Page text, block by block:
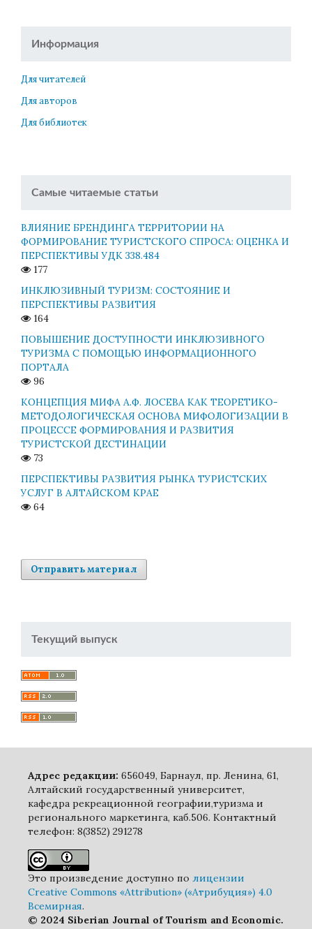
Информация
Для читателей
Для авторов
Для библиотек
Самые читаемые статьи
ВЛИЯНИЕ БРЕНДИНГА ТЕРРИТОРИИ НА
ФОРМИРОВАНИЕ ТУРИСТСКОГО СПРОСА: ОЦЕНКА И
ПЕРСПЕКТИВЫ УДК 338.484
177
ИНКЛЮЗИВНЫЙ ТУРИЗМ: СОСТОЯНИЕ И
ПЕРСПЕКТИВЫ РАЗВИТИЯ
164
ПОВЫШЕНИЕ ДОСТУПНОСТИ ИНКЛЮЗИВНОГО
ТУРИЗМА С ПОМОЩЬЮ ИНФОРМАЦИОННОГО
ПОРТАЛА
96
КОНЦЕПЦИЯ МИФА А.Ф. ЛОСЕВА КАК ТЕОРЕТИКО-
МЕТОДОЛОГИЧЕСКАЯ ОСНОВА МИФОЛОГИЗАЦИИ В
ПРОЦЕССЕ ФОРМИРОВАНИЯ И РАЗВИТИЯ
ТУРИСТСКОЙ ДЕСТИНАЦИИ
73
ПЕРСПЕКТИВЫ РАЗВИТИЯ РЫНКА ТУРИСТСКИХ
УСЛУГ В АЛТАЙСКОМ КРАЕ
64
Отправить материал
Текущий выпуск
Адрес редакции: 656049, Барнаул, пр. Ленина, 61,
Алтайский государственный университет,
кафедра рекреационной географии,туризма и
регионального маркетинга, каб.506. Контактный
телефон: 8(3852) 291278
Это произведение доступно по лицензии
Creative Commons «Attribution» («Атрибуция») 4.0
Всемирная.
© 2024 Siberian Journal of Tourism and Economic.